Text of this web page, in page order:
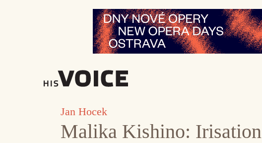
Jan Hocek
Malika Kishino: Irisation